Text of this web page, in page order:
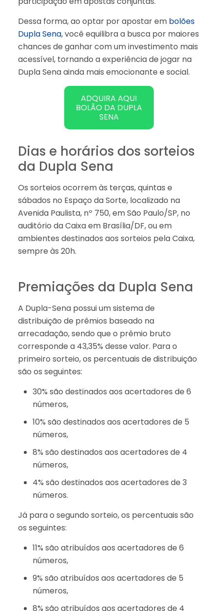
Dessa forma, ao optar por apostar em bolões
Dupla Sena, você equilibra a busca por maiores
chances de ganhar com um investimento mais
acessível, tornando a experiência de jogar na
Dupla Sena ainda mais emocionante e social.
ADQUIRA AQUI
BOLÃO DA DUPLA
SENA
Dias e horários dos sorteios
da Dupla Sena
Os sorteios ocorrem às terças, quintas e
sábados no Espaço da Sorte, localizado na
Avenida Paulista, nº 750, em São Paulo/SP, no
auditório da Caixa em Brasília/DF, ou em
ambientes destinados aos sorteios pela Caixa,
sempre às 20h.
Premiações da Dupla Sena
A Dupla-Sena possui um sistema de
distribuição de prêmios baseado na
arrecadação, sendo que o prêmio bruto
corresponde a 43,35% desse valor. Para o
primeiro sorteio, os percentuais de distribuição
são os seguintes:
30% são destinados aos acertadores de 6
números,
10% são destinados aos acertadores de 5
números,
8% são destinados aos acertadores de 4
números,
4% são destinados aos acertadores de 3
números.
Já para o segundo sorteio, os percentuais são
os seguintes:
11% são atribuídos aos acertadores de 6
números,
9% são atribuídos aos acertadores de 5
números,
8% são atribuídos aos acertadores de 4